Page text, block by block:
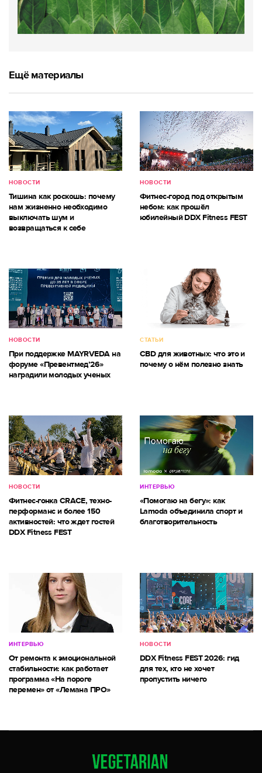
Ещё материалы
НОВОСТИ
Тишина как роскошь: почему
нам жизненно необходимо
выключать шум и
возвращаться к себе
НОВОСТИ
Фитнес-город под открытым
небом: как прошёл
юбилейный DDX Fitness FEST
НОВОСТИ
При поддержке MAYRVEDA на
форуме «Превентмед’26»
наградили молодых ученых
СТАТЬИ
CBD для животных: что это и
почему о нём полезно знать
НОВОСТИ
Фитнес-гонка CRACE, техно-
перформанс и более 150
активностей: что ждет гостей
DDX Fitness FEST
ИНТЕРВЬЮ
«Помогаю на бегу»: как
Lamoda объединила спорт и
благотворительность
ИНТЕРВЬЮ
От ремонта к эмоциональной
стабильности: как работает
программа «На пороге
перемен» от «Лемана ПРО»
НОВОСТИ
DDX Fitness FEST 2026: гид
для тех, кто не хочет
пропустить ничего